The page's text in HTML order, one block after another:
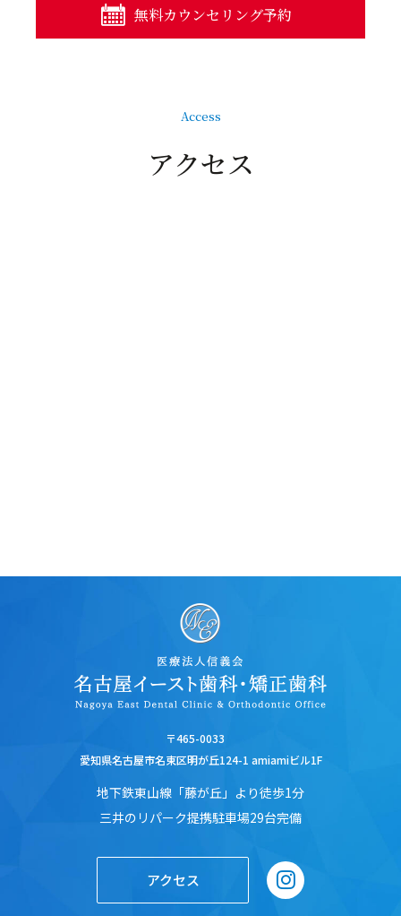
無料カウンセリング予約
Access
アクセス
〒465-0033
愛知県名古屋市名東区明が丘124-1 amiamiビル1F
地下鉄東山線「藤が丘」より徒歩1分
三井のリパーク提携駐車場29台完備
アクセス